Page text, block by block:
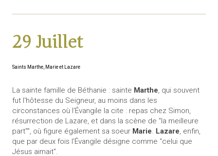
29 Juillet
Saints Marthe, Marie et Lazare
La sainte famille de Béthanie : sainte Marthe, qui souvent
fut l'hôtesse du Seigneur, au moins dans les
circonstances où l'Évangile la cite : repas chez Simon,
résurrection de Lazare, et dans la scène de "la meilleure
part"", où figure également sa soeur Marie. Lazare, enfin,
que par deux fois l'Évangile désigne comme "celui que
Jésus aimait".